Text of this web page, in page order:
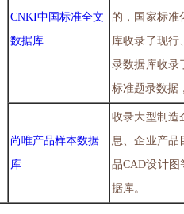
CNKI中国标准全文
数据库
的，国家标准
库收录了现行
录数据库收录
标准题录数据
尚唯产品样本数据
库
收录大型制造
息、企业产品
品CAD设计图
据库。